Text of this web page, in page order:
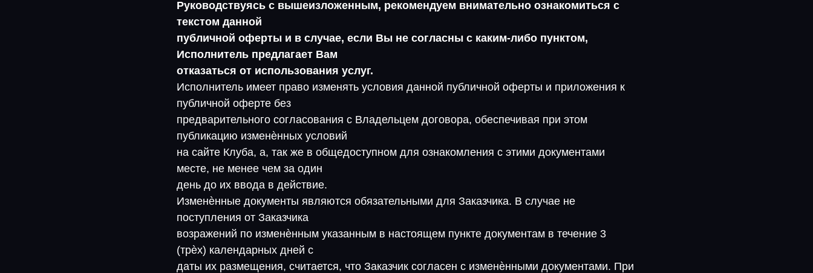
Руководствуясь с вышеизложенным, рекомендуем внимательно ознакомиться с
текстом данной
публичной оферты и в случае, если Вы не согласны с каким-либо пунктом,
Исполнитель предлагает Вам
отказаться от использования услуг.
Исполнитель имеет право изменять условия данной публичной оферты и приложения к
публичной оферте без
предварительного согласования с Владельцем договора, обеспечивая при этом
публикацию изменѐнных условий
на сайте Клуба, а, так же в общедоступном для ознакомления с этими документами
месте, не менее чем за один
день до их ввода в действие.
Изменѐнные документы являются обязательными для Заказчика. В случае не
поступления от Заказчика
возражений по изменѐнным указанным в настоящем пункте документам в течение 3
(трѐх) календарных дней с
даты их размещения, считается, что Заказчик согласен с изменѐнными документами. При